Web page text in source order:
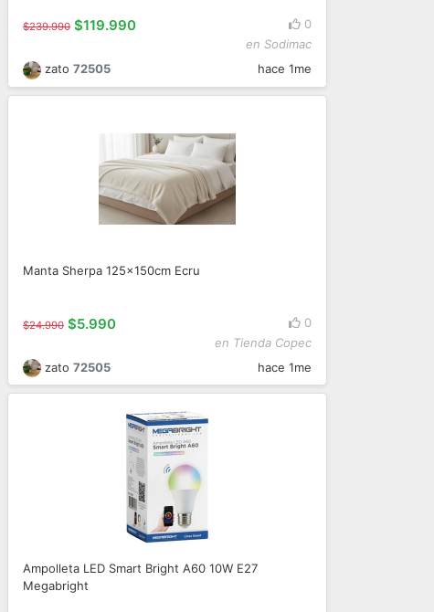
$239.990 $119.990
0
en Sodimac
zato 72505 hace 1me
Manta Sherpa 125x150cm Ecru
$24.990 $5.990
0
en Tienda Copec
zato 72505 hace 1me
Ampolleta LED Smart Bright A60 10W E27
Megabright